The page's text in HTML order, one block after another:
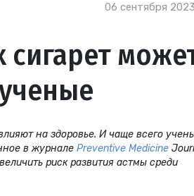
06 сентября
на здоровье. И чаще всего
в журнале Preventive Medicine
риск развития астмы среди